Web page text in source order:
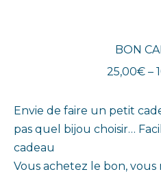
Envie de faire un petit
pas quel bijou choisir…
cadeau
Vous achetez le bon,
BON
25,00€–